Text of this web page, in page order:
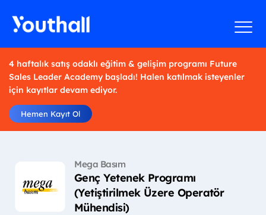
4 haftalık satış odaklı eğitim & gelişim programı Future
Sales Leader Academy başladı! Halen katılmak isteyenler
için kayıtlar devam ediyor.
Hemen Kayıt Ol
Mega Basım
Genç Yetenek Programı
(Yetiştirilmek Üzere Operatör
Mühendisi)